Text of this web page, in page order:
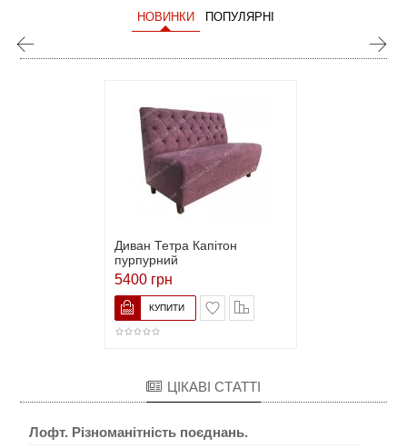
НОВИНКИ ПОПУЛЯРНІ
Диван Тетра Капітон
пурпурний
5400 грн
ЦІКАВІ СТАТТІ
Лофт. Різноманітність поєднань.